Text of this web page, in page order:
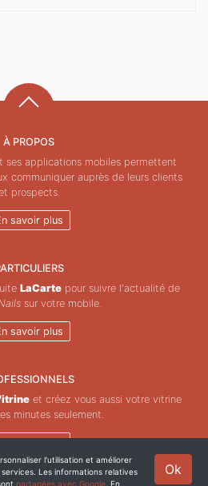
À PROPOS
ses applications mobiles permettent
communiquer auprès de leurs clients
prospects.
savoir plus
LaCartepour suivre l'actualité de
sur votre mobile.
savoir plus
et créez vous aussi votre vitrine
minutes seulement.
savoir plus
2026 - Tous droits réservés. Ok
l'utilisation et améliorer
Les informations relatives
partagées avec Google . En